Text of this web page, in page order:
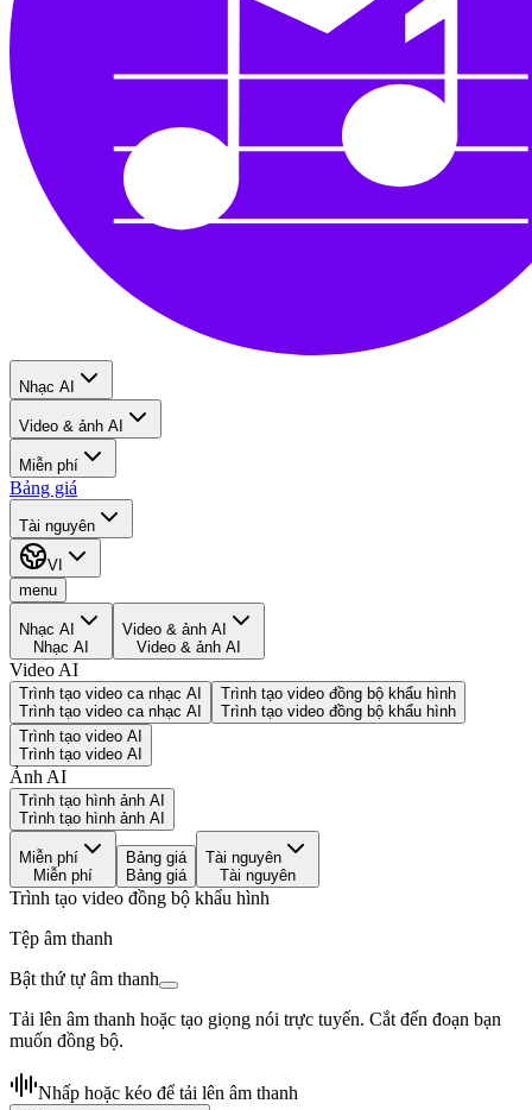
Nhạc AI
Video & ảnh AI
Miễn phí
Bảng giá
Tài nguyên
VI
menu
Nhạc AI
Nhạc AI
Video & ảnh AI
Video & ảnh AI
Video AI
Trình tạo video ca nhạc AI
Trình tạo video ca nhạc AI
Trình tạo video đồng bộ khẩu hình
Trình tạo video đồng bộ khẩu hình
Trình tạo video AI
Trình tạo video AI
Ảnh AI
Trình tạo hình ảnh AI
Trình tạo hình ảnh AI
Miễn phí
Miễn phí
Bảng giá
Bảng giá
Tài nguyên
Tài nguyên
Trình tạo video đồng bộ khẩu hình
Tệp âm thanh
Bật thứ tự âm thanh
Tải lên âm thanh hoặc tạo giọng nói trực tuyến. Cắt đến đoạn bạn
muốn đồng bộ.
Nhấp hoặc kéo để tải lên âm thanh